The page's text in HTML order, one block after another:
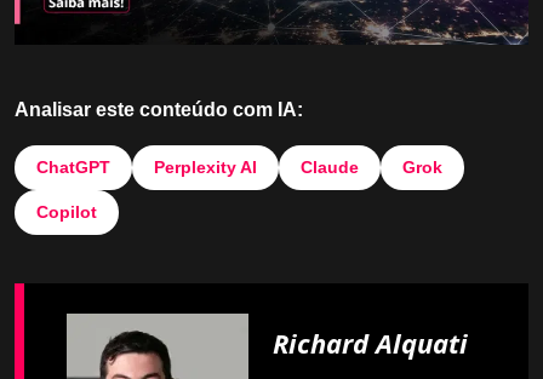
Analisar este conteúdo com IA:
ChatGPT Perplexity AI Claude Grok
Copilot
Richard Alquati